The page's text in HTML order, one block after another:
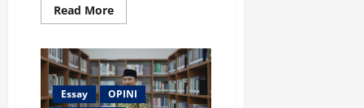
Read MoreRead
more
Pahlawan
Bagi
Insan
Pendidik
Essay
OPINI